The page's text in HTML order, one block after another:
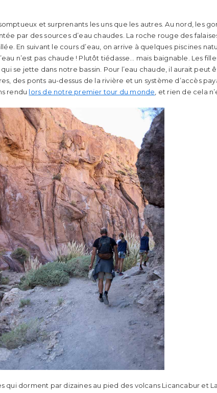
et surprenants les uns que les autres. Au nord, les
par des sources d’eau chaudes. La roche rouge des
En suivant le cours d’eau, on arrive à quelques piscines
n’est pas chaude ! Plutôt tiédasse… mais baignable. Les
se jette dans notre bassin. Pour l’eau chaude, il aurait peut
des ponts au-dessus de la rivière et un système d’accès
rendu lors de notre premier tour du monde , et rien de cela
qui dorment par dizaines au pied des volcans Licancabur et